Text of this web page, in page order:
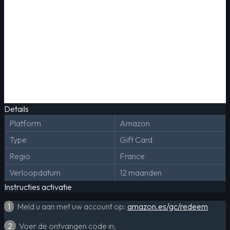
Details
Platform
Amazon
Type
Gift Card
Regio
France
Verloopdatum
12 maanden
Instructies activatie
1
Meld u aan met uw account op: amazon.es/gc/redeem
2
Voer de ontvangen code in.